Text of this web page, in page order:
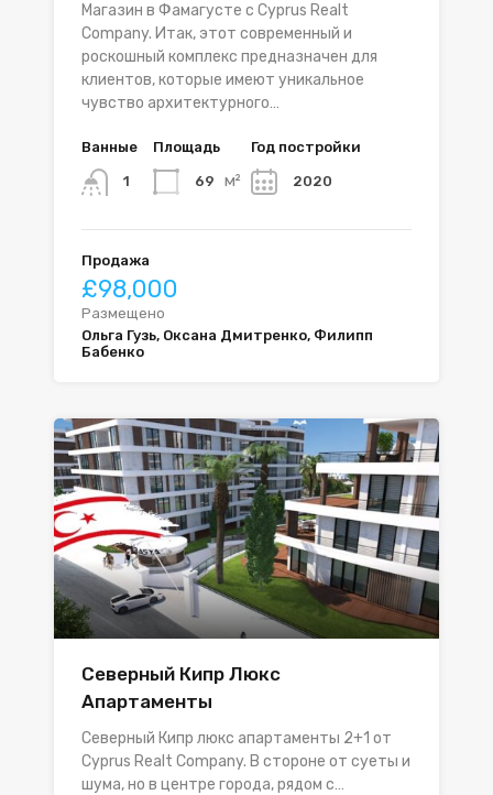
Магазин в Фамагусте с Cyprus Realt
Company. Итак, этот современный и
роскошный комплекс предназначен для
клиентов, которые имеют уникальное
чувство архитектурного…
Ванные
1
Площадь
69 м²
Год постройки
2020
Продажа
£98,000
Размещено
Ольга Гузь, Оксана Дмитренко, Филипп
Бабенко
Северный Кипр Люкс
Апартаменты
Северный Кипр люкс апартаменты 2+1 от
Cyprus Realt Company. В стороне от суеты и
шума, но в центре города, рядом с…